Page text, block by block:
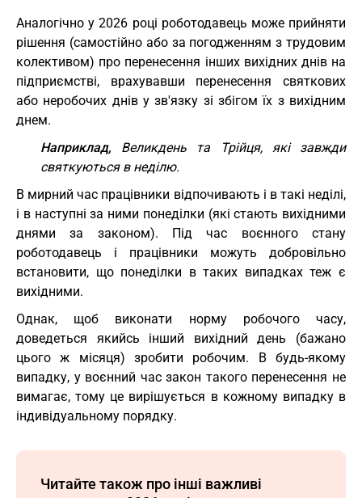
Аналогічно у 2026 році роботодавець може прийняти
рішення (самостійно або за погодженням з трудовим
колективом) про перенесення інших вихідних днів на
підприємстві, врахувавши перенесення святкових
або неробочих днів у зв'язку зі збігом їх з вихідним
днем.
Наприклад, Великдень та Трійця, які завжди
святкуються в неділю.
В мирний час працівники відпочивають і в такі неділі,
і в наступні за ними понеділки (які стають вихідними
днями за законом). Під час воєнного стану
роботодавець і працівники можуть добровільно
встановити, що понеділки в таких випадках теж є
вихідними.
Однак, щоб виконати норму робочого часу,
доведеться якийсь інший вихідний день (бажано
цього ж місяця) зробити робочим. В будь-якому
випадку, у воєнний час закон такого перенесення не
вимагає, тому це вирішується в кожному випадку в
індивідуальному порядку.
Читайте також про інші важливі